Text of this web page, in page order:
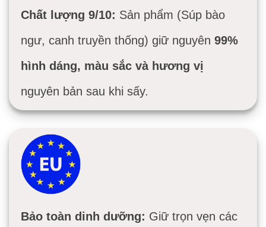
nguyên bản sau khi sấy.
Bảo toàn dinh dưỡng:
hoạt chất quý và Vitamin nhờ quy trình
sấy ở nhiệt độ âm sâu (-30 độ C).